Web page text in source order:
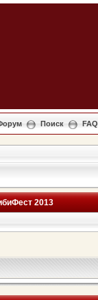
Поиск FAQ
2013